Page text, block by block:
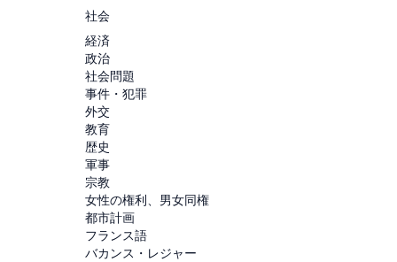
社会
経済
政治
社会問題
事件・犯罪
外交
教育
歴史
軍事
宗教
女性の権利、男女同権
都市計画
フランス語
バカンス・レジャー